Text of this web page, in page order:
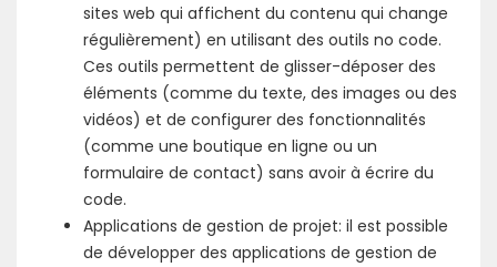
sites web qui affichent du contenu qui change
régulièrement) en utilisant des outils no code.
Ces outils permettent de glisser-déposer des
éléments (comme du texte, des images ou des
vidéos) et de configurer des fonctionnalités
(comme une boutique en ligne ou un
formulaire de contact) sans avoir à écrire du
code.
Applications de gestion de projet: il est possible
de développer des applications de gestion de